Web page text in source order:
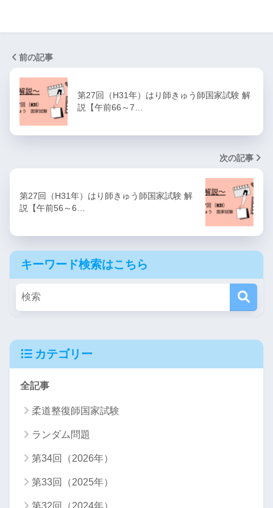
前の記事
第27回（H31年）はり師きゅう師国家試験 解
説【午前66～7…
次の記事
第27回（H31年）はり師きゅう師国家試験 解
説【午前56～6…
キーワード検索はこちら
カテゴリー
全記事
柔道整復師国家試験
ランダム問題
第34回（2026年）
第33回（2025年）
第32回（2024年）